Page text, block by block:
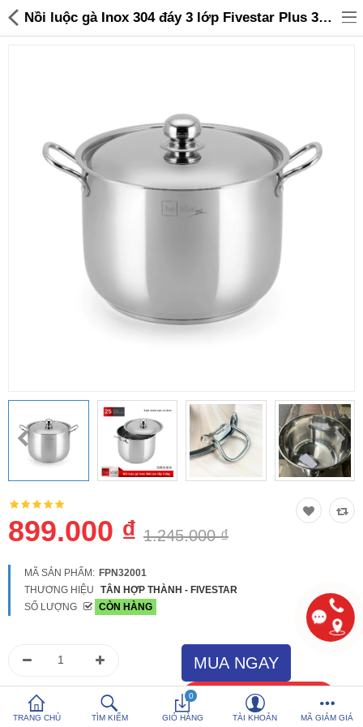
Đồ gia dụng & Nhà cửa
Điện gia dụng
Đồ chơi trẻ em
Sản phẩm khác
So sánh Yêu thích (0)
0816 505 655
Tải App SanHangRe nhận Quà
TRANG CHỦ TÌM KIẾM
0
GIỎ HÀNG TÀI KHOẢN MÃ GIẢM GIÁ
Nồi luộc gà Inox 304 đáy 3 lớp Fivestar Plus 32cm, dung tích 18L thành cao 24.5cm - 899,000 | Sanhangre
899.000 ₫ 1.245.000 ₫
MÃ SẢN PHẨM: FPN32001
THƯƠNG HIỆU
TÂN HỢP THÀNH - FIVESTAR
SỐ LƯỢNG
CÒN HÀNG